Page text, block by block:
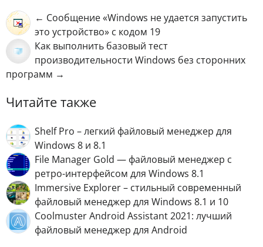
← Сообщение «Windows не удается запустить
это устройство» с кодом 19
Как выполнить базовый тест
производительности Windows без сторонних
программ →
Читайте также
Shelf Pro – легкий файловый менеджер для
Windows 8 и 8.1
File Manager Gold — файловый менеджер с
ретро-интерфейсом для Windows 8.1
Immersive Explorer – стильный современный
файловый менеджер для Windows 8.1 и 10
Coolmuster Android Assistant 2021: лучший
файловый менеджер для Android